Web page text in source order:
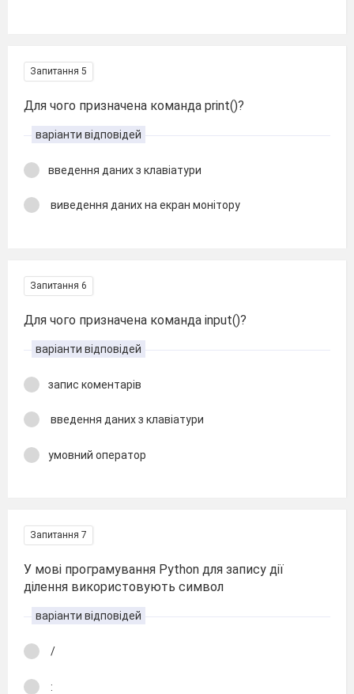
Запитання 5
Для чого призначена команда print()?
варіанти відповідей
введення даних з клавіатури
виведення даних на екран монітору
Запитання 6
Для чого призначена команда input()?
варіанти відповідей
запис коментарів
введення даних з клавіатури
умовний оператор
Запитання 7
У мові програмування Python для запису дії
ділення використовують символ
варіанти відповідей
/
: